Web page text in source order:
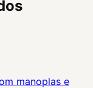
manoplas e